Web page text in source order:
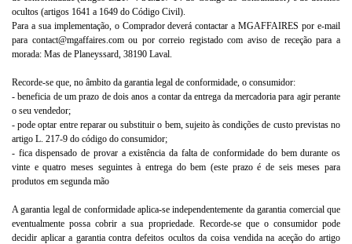
ocultos (artigos 1641 a 1649 do Código Civil).
Para a sua implementação, o Comprador deverá contactar a MGAFFAIRES por e-mail
para contact@mgaffaires.com ou por correio registado com aviso de receção para a
morada: Mas de Planeyssard, 38190 Laval.
Recorde-se que, no âmbito da garantia legal de conformidade, o consumidor:
- beneficia de um prazo de dois anos a contar da entrega da mercadoria para agir perante
o seu vendedor;
- pode optar entre reparar ou substituir o bem, sujeito às condições de custo previstas no
artigo L. 217-9 do código do consumidor;
- fica dispensado de provar a existência da falta de conformidade do bem durante os
vinte e quatro meses seguintes à entrega do bem (este prazo é de seis meses para
produtos em segunda mão
A garantia legal de conformidade aplica-se independentemente da garantia comercial que
eventualmente possa cobrir a sua propriedade. Recorde-se que o consumidor pode
decidir aplicar a garantia contra defeitos ocultos da coisa vendida na aceção do artigo